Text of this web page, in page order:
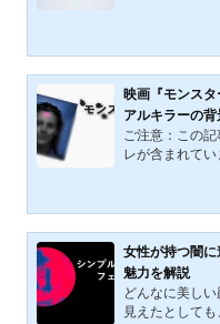
り、『ミスト
会の構造と人間
った。本記事
ラクター、政治
映画『モンス
アルキラーの
ご注意：この
レが含まれて
にした作品で
ャーリーズ・
を鑑賞後、ど
多いはずだ。そ
犯人）が置か
は映画を基本
女性が持つ闇
魅力を解説
どんなに美し
見えたとして